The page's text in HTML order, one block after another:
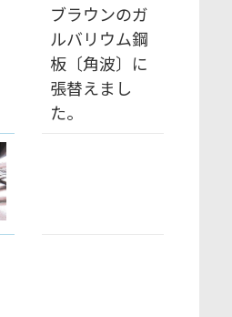
ブラウンのガ
ルバリウム鋼
板〔角波〕に
張替えまし
た。